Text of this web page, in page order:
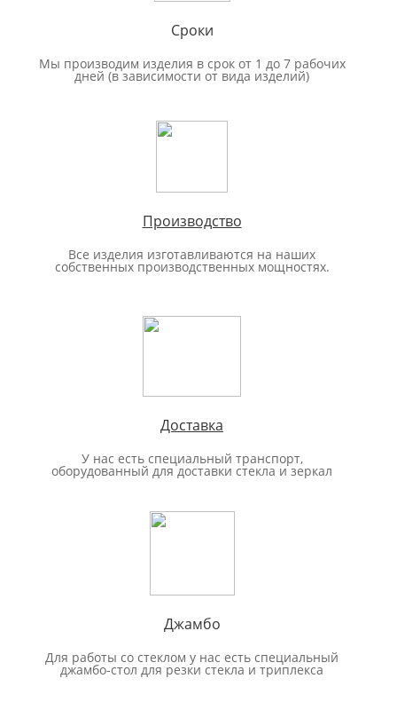
Сроки
Мы производим изделия в срок от 1 до 7 рабочих
дней (в зависимости от вида изделий)
Производство
Все изделия изготавливаются на наших
собственных производственных мощностях.
Доставка
У нас есть специальный транспорт,
оборудованный для доставки стекла и зеркал
Джамбо
Для работы со стеклом у нас есть специальный
джамбо-стол для резки стекла и триплекса